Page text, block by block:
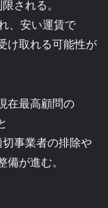
される。
、安い運賃で
け取れる可能性が
在最高顧問の
事業者の排除や
が進む。